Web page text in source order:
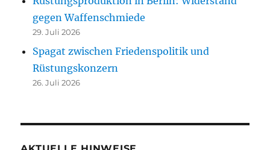
gegen Waffenschmiede
29. Juli 2026
Spagat zwischen Friedenspolitik und
Rüstungskonzern
26. Juli 2026